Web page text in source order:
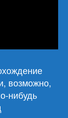
возможно,
нибудь